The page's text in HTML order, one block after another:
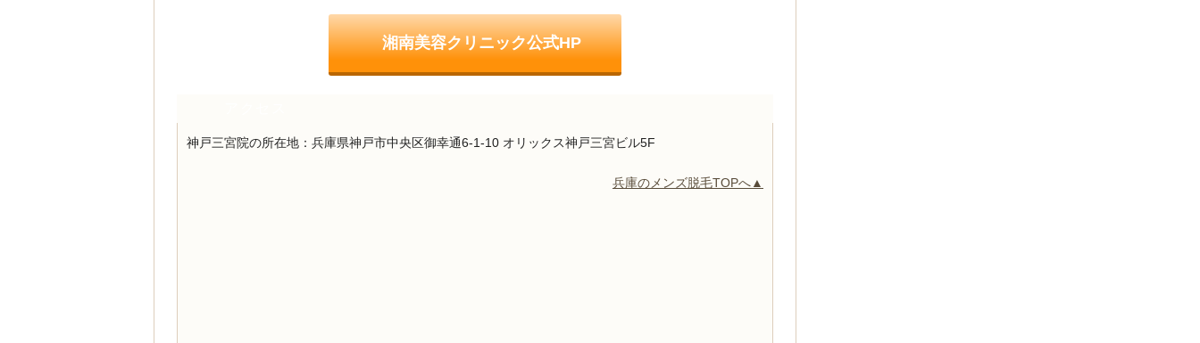
湘南美容クリニック公式HP
神戸三宮院の所在地： 兵庫県神戸市中央区御幸通6-1-10 オリックス神戸三宮ビル5F
兵庫のメンズ脱毛TOPへ▲